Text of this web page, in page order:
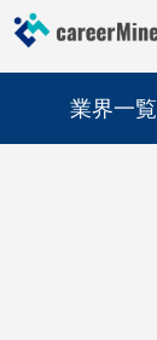
業界一覧